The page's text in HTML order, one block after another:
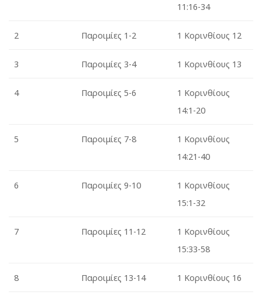
11:16-34
2 Παροιμίες 1-2 1 Κορινθίους 12
3 Παροιμίες 3-4 1 Κορινθίους 13
4 Παροιμίες 5-6
1 Κορινθίους
14:1-20
5 Παροιμίες 7-8
1 Κορινθίους
14:21-40
6 Παροιμίες 9-10
1 Κορινθίους
15:1-32
7 Παροιμίες 11-12
1 Κορινθίους
15:33-58
8 Παροιμίες 13-14 1 Κορινθίους 16